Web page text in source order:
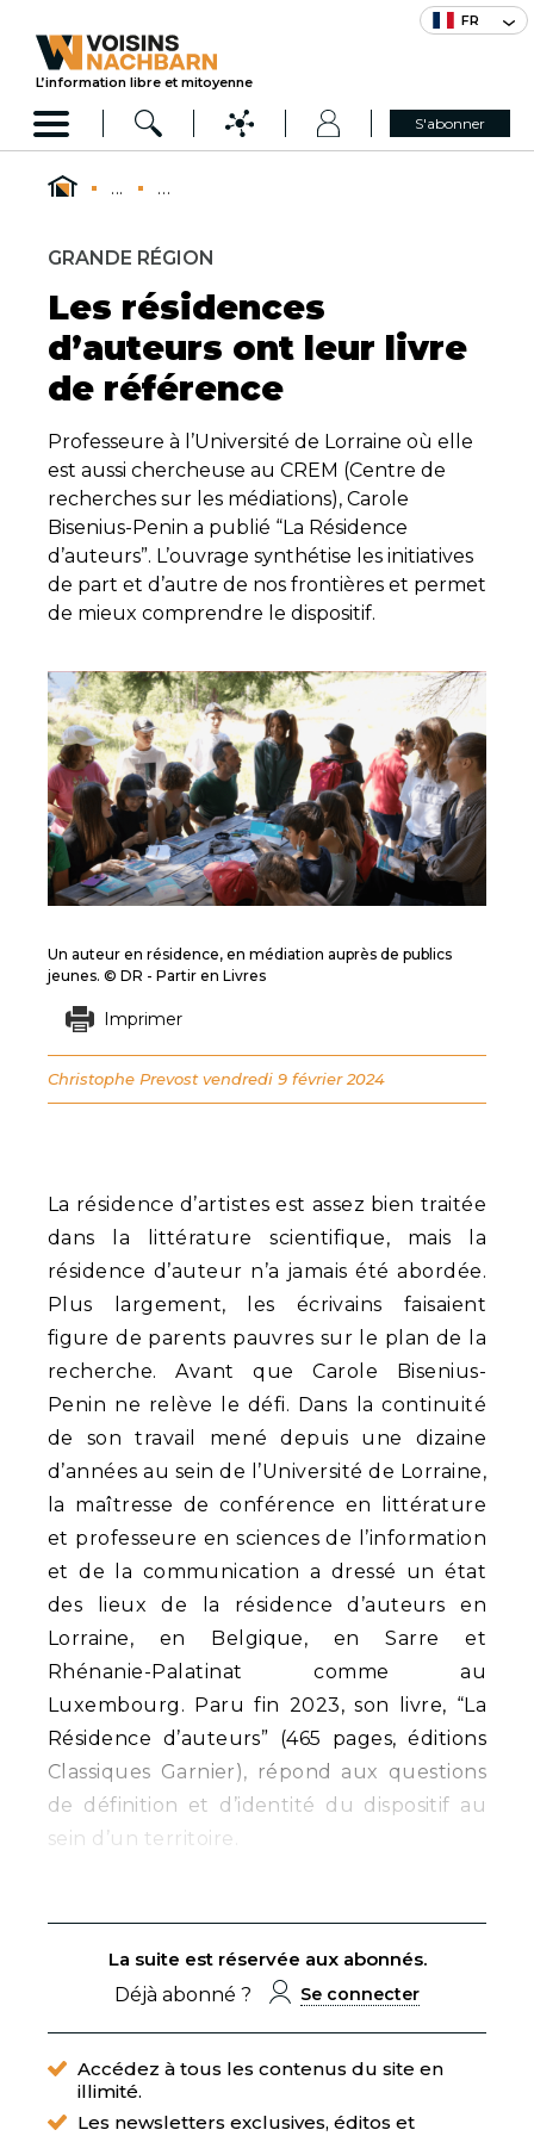
FR
L’information libre et mitoyenne
S'abonner
... ...
GRANDE RÉGION
Les résidences
d’auteurs ont leur livre
de référence
Professeure à l’Université de Lorraine où elle
est aussi chercheuse au CREM (Centre de
recherches sur les médiations), Carole
Bisenius-Penin a publié “La Résidence
d’auteurs”. L’ouvrage synthétise les initiatives
de part et d’autre de nos frontières et permet
de mieux comprendre le dispositif.
La résidence d’artistes est assez bien traitée
dans la littérature scientifique, mais la
résidence d’auteur n’a jamais été abordée.
Plus largement, les écrivains faisaient
figure de parents pauvres sur le plan de la
recherche. Avant que Carole Bisenius-
Penin ne relève le défi. Dans la continuité
de son travail mené depuis une dizaine
d’années au sein de l’Université de Lorraine,
la maîtresse de conférence en littérature
et professeure en sciences de l’information
et de la communication a dressé un état
des lieux de la résidence d’auteurs en
Lorraine, en Belgique, en Sarre et
Rhénanie-Palatinat comme au
Luxembourg. Paru fin 2023, son livre, “La
Résidence d’auteurs” (465 pages, éditions
Classiques Garnier), répond aux questions
de définition et d’identité du dispositif au
sein d’un territoire.
La suite est réservée aux abonnés.
Déjà abonné ?
Se connecter
Accédez à tous les contenus du site en
illimité.
Les newsletters exclusives, éditos et
Un auteur en résidence, en médiation auprès de publics
jeunes. © DR - Partir en Livres
Imprimer
Christophe Prevost vendredi 9 février 2024